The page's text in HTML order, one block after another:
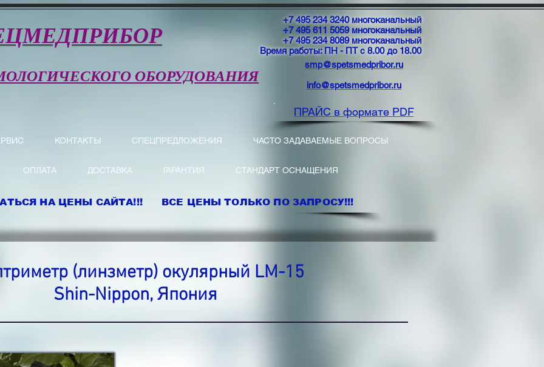
+7 495 234 3240 многоканальный
+7 495 611 5059 многоканальный
+7 495 234 8089 многоканальный
Время работы: ПН - ПТ с 8.00 до 18.00
ОБОРУДОВАНИЯ
smp@spetsmedpribor.ru
info@spetsmedpribor.ru
ПРАЙС в формате PDF
КОНТАКТЫ СПЕЦПРЕДЛОЖЕНИЯ ЧАСТО ЗАДАВАЕМЫЕ ВОПРОСЫ
ОПЛАТА ДОСТАВКА ГАРАНТИЯ СТАНДАРТ ОСНАЩЕНИЯ
НА ЦЕНЫ САЙТА!!! ВСЕ ЦЕНЫ ТОЛЬКО ПО ЗАПРОСУ!!!
(линзметр) окулярный LM-15
Shin-Nippon, Япония